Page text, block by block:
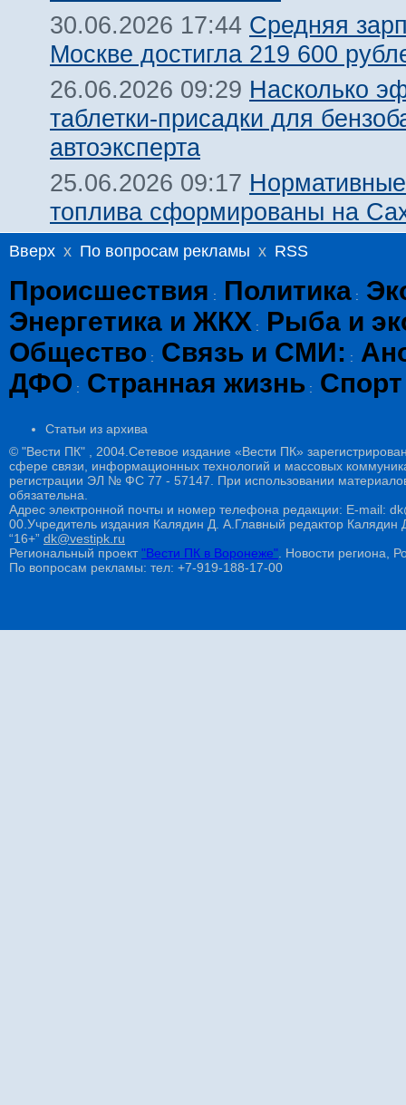
30.06.2026 17:44 Средняя
Москве достигла 219 600
26.06.2026 09:29 Насколько
таблетки-присадки для
автоэксперта
25.06.2026 09:17
топлива сформированы на
Вверх x По вопросам рекламы x RSS
Происшествия : Политика :
Энергетика и ЖКХ :
Рыба и
Общество : Связь и СМИ: :
ДФО : Странная жизнь : Спорт
Статьи из архива
© "Вести ПК" , 2004.Сетевое издание «Вести ПК»
сфере связи, информационных технологий и массовых
регистрации ЭЛ № ФС 77 - 57147. При использовании
обязательна.
Адрес электронной почты и номер телефона редакции: E-mail:
00.Учредитель издания Калядин Д. А.Главный редактор
“16+” dk@vestipk.ru
Региональный проект"Вести ПК в Воронеже" . Новости региона,
По вопросам рекламы: тел: +7-919-188-17-00